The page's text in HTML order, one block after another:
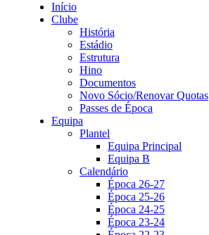
Início
Clube
História
Estádio
Estrutura
Hino
Documentos
Novo Sócio/Renovar Quotas
Passes de Época
Equipa
Plantel
Equipa Principal
Equipa B
Calendário
Época 26-27
Época 25-26
Época 24-25
Época 23-24